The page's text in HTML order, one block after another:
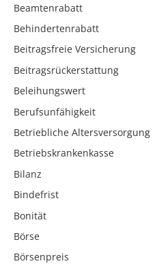
Beamtenrabatt
Behindertenrabatt
Beitragsfreie Versicherung
Beitragsrückerstattung
Beleihungswert
Berufsunfähigkeit
Betriebliche Altersversorgung
Betriebskrankenkasse
Bilanz
Bindefrist
Bonität
Börse
Börsenpreis